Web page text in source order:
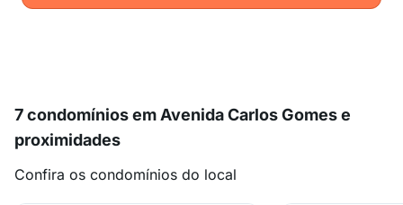
7 condomínios em Avenida Carlos Gomes e
proximidades
Confira os condomínios do local